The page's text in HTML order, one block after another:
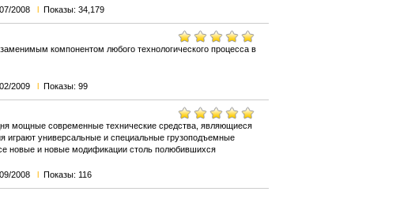
2008 l Показы: 34,179
компонентом любого технологического процесса в
2009 l Показы: 99
мощные современные технические средства, являющиеся
играют универсальные и специальные грузоподъемные
новые и новые модификации столь полюбившихся
2008 l Показы: 116